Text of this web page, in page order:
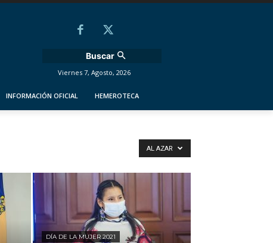
Buscar
Viernes 7, Agosto, 2026
INFORMACIÓN OFICIAL HEMEROTECA
AL AZAR
DÍA DE LA MUJER 2021